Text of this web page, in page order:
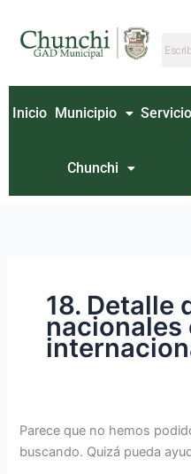
contenido
Inicio Municipio
Chunchi
18. Detalle
nacionales
Parece que no hemos
buscando. Quizá pueda
por: